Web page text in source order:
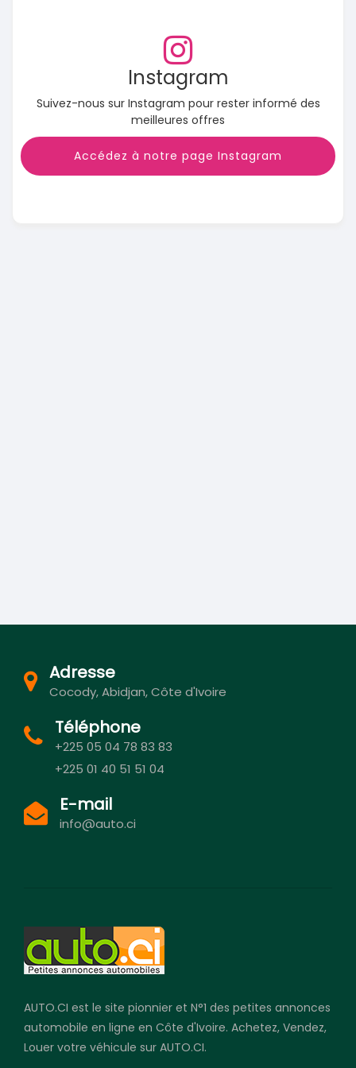
Instagram
Suivez-nous sur Instagram pour rester informé des
meilleures offres
Accédez à notre page Instagram
Adresse
Cocody, Abidjan, Côte d'Ivoire
Téléphone
+225 05 04 78 83 83
+225 01 40 51 51 04
E-mail
info@auto.ci
AUTO.CI est le site pionnier et N°1 des petites annonces
automobile en ligne en Côte d'Ivoire. Achetez, Vendez,
Louer votre véhicule sur AUTO.CI.